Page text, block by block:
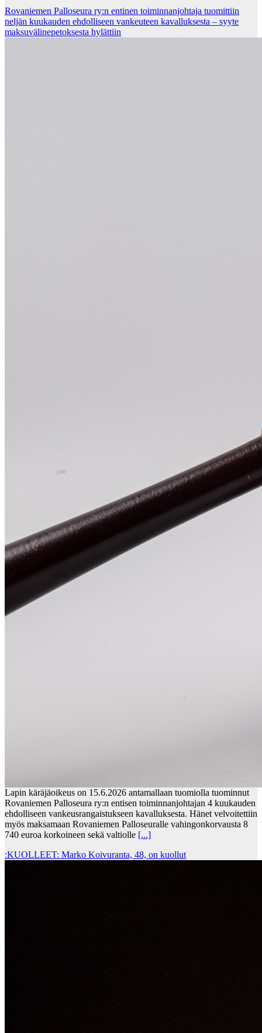
Rovaniemen Palloseura ry:n entinen toiminnanjohtaja tuo­mit­tiin
neljän kuu­kau­den eh­dol­li­seen van­keu­teen ka­val­luk­ses­ta – syyte
mak­su­vä­li­ne­pe­tok­ses­ta hy­lät­tiin
Lapin käräjäoikeus on 15.6.2026 antamallaan tuomiolla tuominnut
Rovaniemen Palloseura ry:n entisen toiminnanjohtajan 4 kuukauden
ehdolliseen vankeusrangaistukseen kavalluksesta. Hänet velvoitettiin
myös maksamaan Rovaniemen Palloseuralle vahingonkorvausta 8
740 euroa korkoineen sekä valtiolle [...]
:KUOLLEET: Marko Koivuranta, 48, on kuollut